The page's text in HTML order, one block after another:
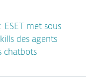
ESET met sous
des agents
chatbots